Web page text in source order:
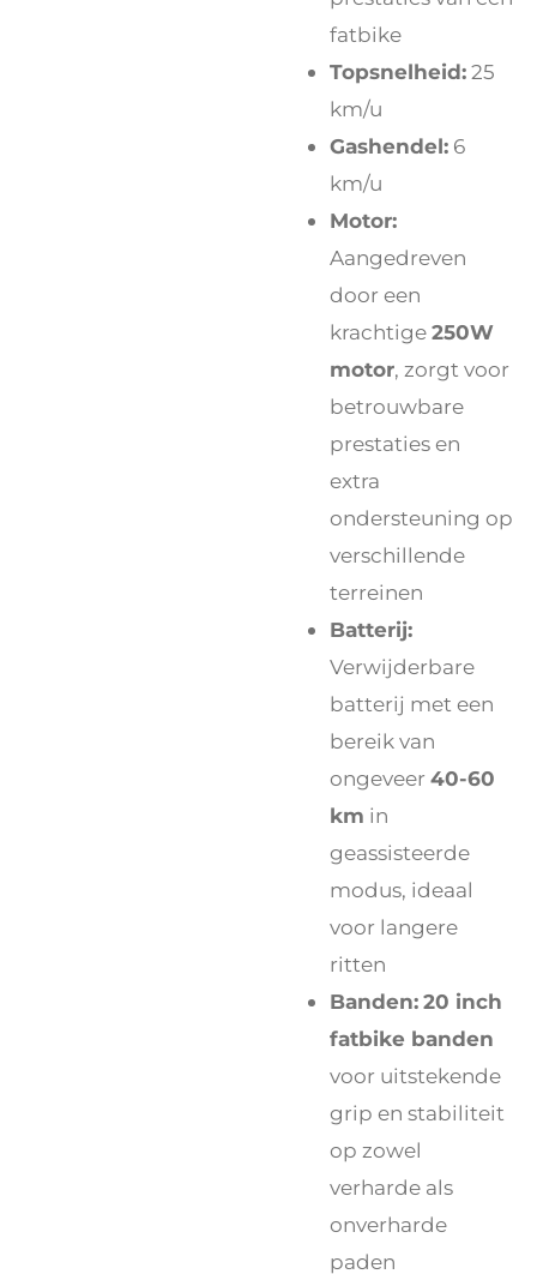
fatbike
Topsnelheid:25
km/u
Gashendel: 6
km/u
Motor:
Aangedreven
door een
krachtige250W
motor, zorgt voor
betrouwbare
prestaties en
extra
ondersteuning op
verschillende
terreinen
Batterij:
Verwijderbare
batterij met een
bereik van
ongeveer40-60
km in
geassisteerde
modus, ideaal
voor langere
ritten
Banden:20 inch
fatbike banden
voor uitstekende
grip en stabiliteit
op zowel
verharde als
onverharde
paden